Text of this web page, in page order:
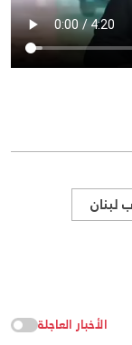
لبنان
الأخبار العاجلة